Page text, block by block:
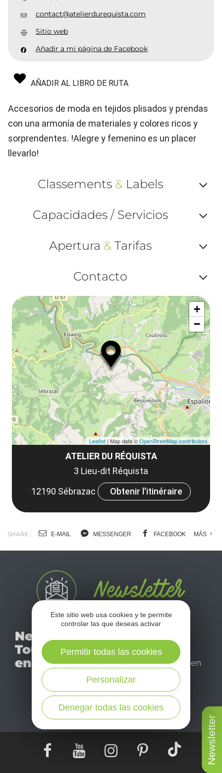
Newsletter
contact@atelierdurequista.com
Sitio web
Añadir a mi página de Facebook
AÑADIR AL LIBRO DE RUTA
Accesorios de moda en tejidos plisados y prendas
con una armonía de materiales y colores ricos y
sorprendentes. !Alegre y femenino es un placer
llevarlo!
Classements &Labels
ou
Capacidades / Servicios
ou
Apertura &Tarifas
ou
et
Contacto
ou
ATELIER DU RÉQUISTA
3 Lieu-dit Réquista
12190 Sébrazac
Obtenir l'itinéraire
+
−
Leaflet| Map data ©OpenStreetMap contributors
SHARE : E-MAIL MESSENGER FACEBOOK MÁS
Newsletter
Tourismo
en Aveyron
No se pierda nuestro
mensual newsletter y
déjese inspirar para
disfrutar de su estancia en
el Aveyron.
¡SUSCRÍBASE A NUESTRO NEWSLETTER
AQUÍ!
Este sitio web usa cookies y te permite
controlar las que deseas activar
Denegar todas las cookies
Personalizar
Permitir todas las cookies